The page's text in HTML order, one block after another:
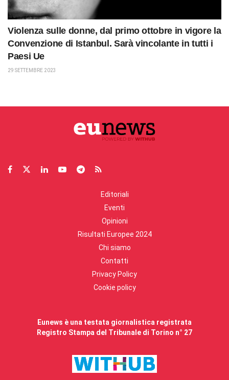
Violenza sulle donne, dal primo ottobre in vigore la
Convenzione di Istanbul. Sarà vincolante in tutti i
Paesi Ue
29 SETTEMBRE 2023
Editoriali
Eventi
Opinioni
Risultati Europee 2024
Chi siamo
Contatti
Privacy Policy
Cookie policy
Eunews è una testata giornalistica registrata
Registro Stampa del Tribunale di Torino n° 27